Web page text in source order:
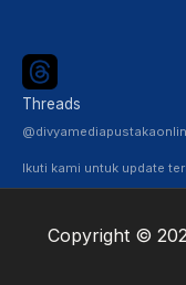
Threads
Ikuti kami untuk update
Copyright ©